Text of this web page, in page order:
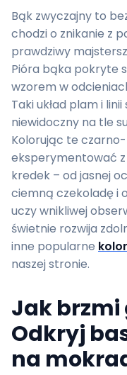
Bąk zwyczajny to
chodzi o znikanie z
prawdziwy
Pióra bąka pokryte
wzorem w
Taki układ plam i
niewidoczny na tle
Kolorując te
eksperymentować z
kredek – od jasnej
ciemną czekoladę i
uczy wnikliwej
świetnie rozwija
inne popularne
naszej stronie.
Jak brzmi
Odkryj
na